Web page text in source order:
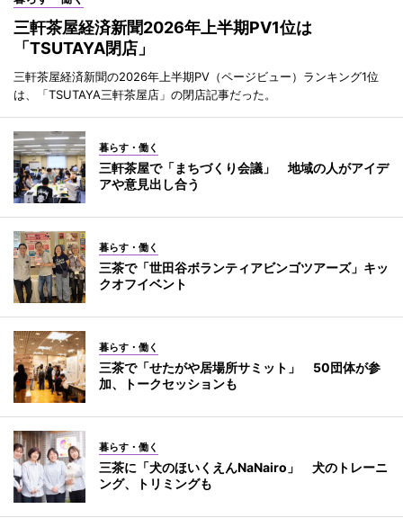
三軒茶屋経済新聞2026年上半期PV1位は
「TSUTAYA閉店」
三軒茶屋経済新聞の2026年上半期PV（ページビュー）ランキング1位
は、「TSUTAYA三軒茶屋店」の閉店記事だった。
暮らす・働く
三軒茶屋で「まちづくり会議」 地域の人がアイデ
アや意見出し合う
暮らす・働く
三茶で「世田谷ボランティアビンゴツアーズ」キッ
クオフイベント
暮らす・働く
三茶で「せたがや居場所サミット」 50団体が参
加、トークセッションも
暮らす・働く
三茶に「犬のほいくえんNaNairo」 犬のトレーニ
ング、トリミングも